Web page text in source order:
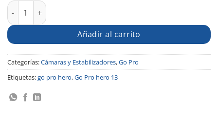
Go Pro HERO 13 BLACK cantidad
Añadir al carrito
Categorías:Cámaras y Estabilizadores,Go Pro
Etiquetas:go pro hero,Go Pro hero 13